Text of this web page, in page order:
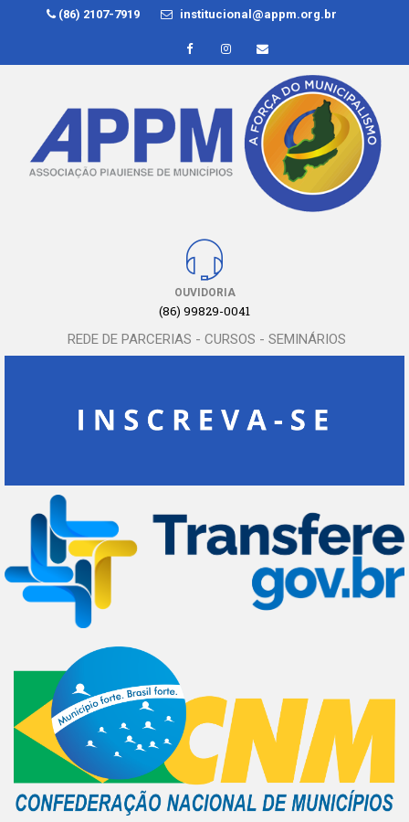
(86) 2107-7919 institucional@appm.org.br
OUVIDORIA
(86) 99829-0041
REDE DE PARCERIAS - CURSOS - SEMINÁRIOS